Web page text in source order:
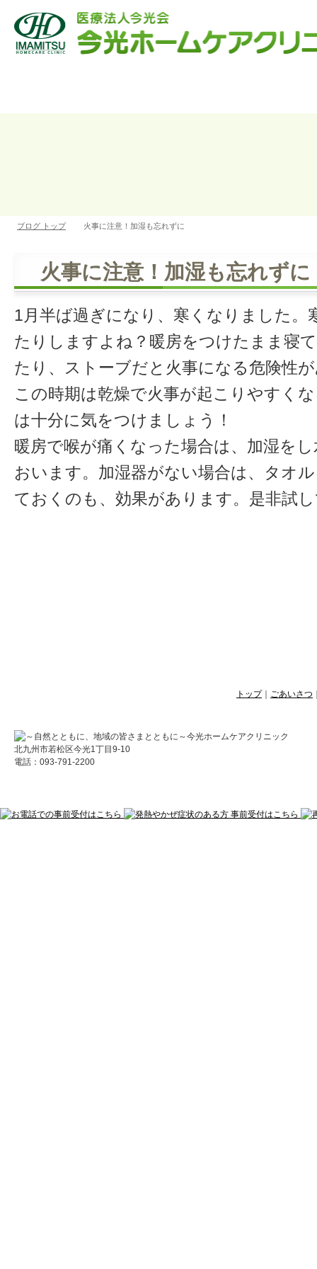
ブログ トップ 火事に注意！加湿も忘れずに
火事に注意！加湿も忘れずに
1月半ば過ぎになり、寒くなりました。
たりしますよね？暖房をつけたまま寝
たり、ストーブだと火事になる危険性
この時期は乾燥で火事が起こりやすく
は十分に気をつけましょう！
暖房で喉が痛くなった場合は、加湿を
おいます。加湿器がない場合は、タオ
ておくのも、効果があります。是非試
トップ｜ ごあいさつ
北九州市若松区今光1丁目9-10
電話：093-791-2200